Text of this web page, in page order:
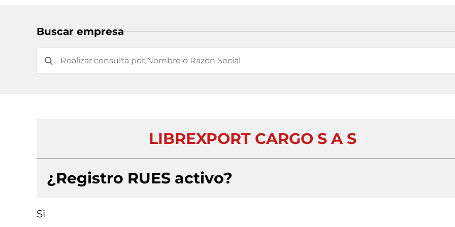
Buscar empresa
LIBREXPORT CARGO S A S
¿Registro RUES activo?
Si